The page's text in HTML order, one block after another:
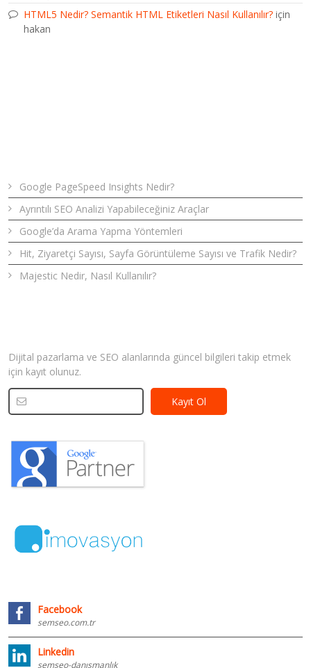
HTML5 Nedir? Semantik HTML Etiketleri Nasıl Kullanılır? için
hakan
Google PageSpeed Insights Nedir?
Ayrıntılı SEO Analizi Yapabileceğiniz Araçlar
Google’da Arama Yapma Yöntemleri
Hit, Ziyaretçi Sayısı, Sayfa Görüntüleme Sayısı ve Trafik Nedir?
Majestic Nedir, Nasıl Kullanılır?
Dijital pazarlama ve SEO alanlarında güncel bilgileri takip etmek
için kayıt olunuz.
Facebook
semseo.com.tr
Linkedin
semseo-danışmanlık